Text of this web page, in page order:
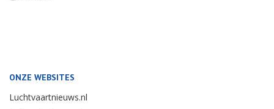
ONZE WEBSITES
Luchtvaartnieuws.nl